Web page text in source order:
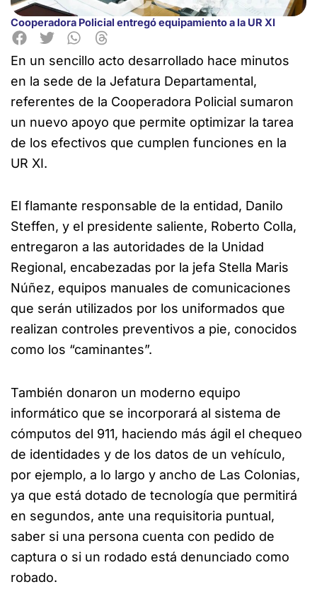
Cooperadora Policial entregó equipamiento a la UR XI
En un sencillo acto desarrollado hace minutos
en la sede de la Jefatura Departamental,
referentes de la Cooperadora Policial sumaron
un nuevo apoyo que permite optimizar la tarea
de los efectivos que cumplen funciones en la
UR XI.
El flamante responsable de la entidad, Danilo
Steffen, y el presidente saliente, Roberto Colla,
entregaron a las autoridades de la Unidad
Regional, encabezadas por la jefa Stella Maris
Núñez, equipos manuales de comunicaciones
que serán utilizados por los uniformados que
realizan controles preventivos a pie, conocidos
como los “caminantes”.
También donaron un moderno equipo
informático que se incorporará al sistema de
cómputos del 911, haciendo más ágil el chequeo
de identidades y de los datos de un vehículo,
por ejemplo, a lo largo y ancho de Las Colonias,
ya que está dotado de tecnología que permitirá
en segundos, ante una requisitoria puntual,
saber si una persona cuenta con pedido de
captura o si un rodado está denunciado como
robado.